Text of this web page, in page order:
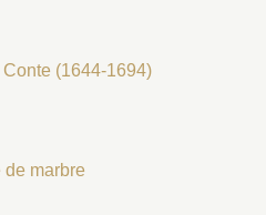
Conte (1644-1694)
marbre